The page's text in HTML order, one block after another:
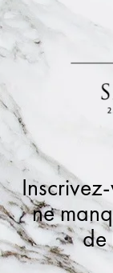
ne
de